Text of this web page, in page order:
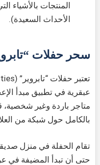
المنتجات بالأشياء
الأحداث السعيدة).
سحر حفلات
عبقرية في تطبيق مبدأ
متاجر باردة وغير شخصية،
بالكامل حول شبكة من
تقام الحفلة في منزل
حتى أن تبدأ المضيفة في